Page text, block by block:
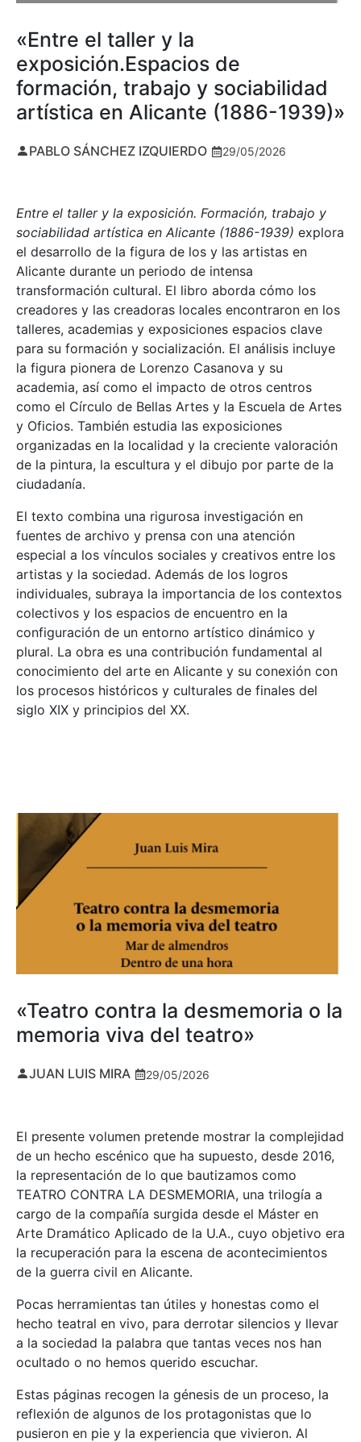
«Entre el taller y la
exposición.Espacios de
formación, trabajo y sociabilidad
artística en Alicante (1886-1939)»
PABLO SÁNCHEZ IZQUIERDO 29/05/2026
Entre el taller y la exposición. Formación, trabajo y
sociabilidad artística en Alicante (1886-1939) explora
el desarrollo de la figura de los y las artistas en
Alicante durante un periodo de intensa
transformación cultural. El libro aborda cómo los
creadores y las creadoras locales encontraron en los
talleres, academias y exposiciones espacios clave
para su formación y socialización. El análisis incluye
la figura pionera de Lorenzo Casanova y su
academia, así como el impacto de otros centros
como el Círculo de Bellas Artes y la Escuela de Artes
y Oficios. También estudia las exposiciones
organizadas en la localidad y la creciente valoración
de la pintura, la escultura y el dibujo por parte de la
ciudadanía.
El texto combina una rigurosa investigación en
fuentes de archivo y prensa con una atención
especial a los vínculos sociales y creativos entre los
artistas y la sociedad. Además de los logros
individuales, subraya la importancia de los contextos
colectivos y los espacios de encuentro en la
configuración de un entorno artístico dinámico y
plural. La obra es una contribución fundamental al
conocimiento del arte en Alicante y su conexión con
los procesos históricos y culturales de finales del
siglo XIX y principios del XX.
«Teatro contra la desmemoria o la
memoria viva del teatro»
JUAN LUIS MIRA 29/05/2026
El presente volumen pretende mostrar la complejidad
de un hecho escénico que ha supuesto, desde 2016,
la representación de lo que bautizamos como
TEATRO CONTRA LA DESMEMORIA, una trilogía a
cargo de la compañía surgida desde el Máster en
Arte Dramático Aplicado de la U.A., cuyo objetivo era
la recuperación para la escena de acontecimientos
de la guerra civil en Alicante.
Pocas herramientas tan útiles y honestas como el
hecho teatral en vivo, para derrotar silencios y llevar
a la sociedad la palabra que tantas veces nos han
ocultado o no hemos querido escuchar.
Estas páginas recogen la génesis de un proceso, la
reflexión de algunos de los protagonistas que lo
pusieron en pie y la experiencia que vivieron. Al